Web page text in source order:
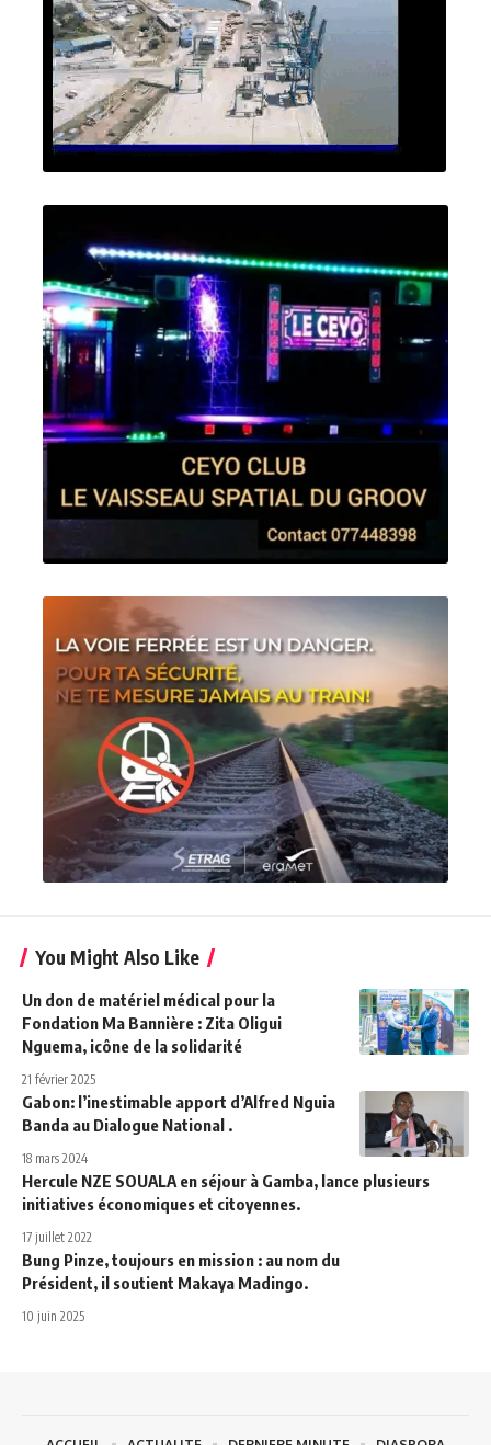
You Might Also Like
Un don de matériel médical pour la
Fondation Ma Bannière : Zita Oligui
Nguema, icône de la solidarité
21 février 2025
Gabon: l’inestimable apport d’Alfred Nguia
Banda au Dialogue National .
18 mars 2024
Hercule NZE SOUALA en séjour à Gamba, lance plusieurs
initiatives économiques et citoyennes.
17 juillet 2022
Bung Pinze, toujours en mission : au nom du
Président, il soutient Makaya Madingo.
10 juin 2025